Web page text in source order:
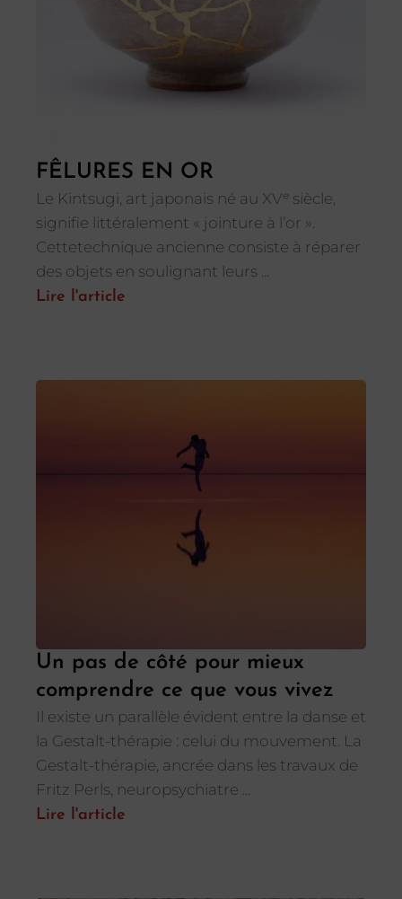
FÊLURES EN OR
Le Kintsugi, art japonais né au XVᵉ siècle,
signifie littéralement « jointure à l’or ».
Cettetechnique ancienne consiste à réparer
des objets en soulignant leurs ...
Lire l'article
Un pas de côté pour mieux
comprendre ce que vous vivez
Il existe un parallèle évident entre la danse et
la Gestalt-thérapie : celui du mouvement. La
Gestalt-thérapie, ancrée dans les travaux de
Fritz Perls, neuropsychiatre ...
Lire l'article